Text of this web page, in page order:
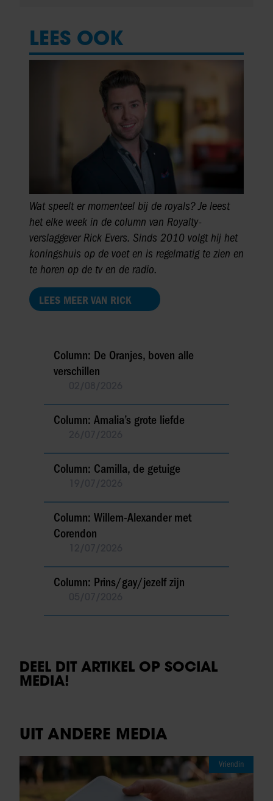
LEES OOK
Wat speelt er momenteel bij de royals? Je leest
het elke week in de column van Royalty-
verslaggever Rick Evers. Sinds 2010 volgt hij het
koningshuis op de voet en is regelmatig te zien en
te horen op de tv en de radio.
LEES MEER VAN RICK
Column: De Oranjes, boven alle
verschillen
Column: Amalia’s grote liefde
Column: Camilla, de getuige
Column: Willem-Alexander met
Corendon
Column: Prins/gay/jezelf zijn
DEEL DIT ARTIKEL OP SOCIAL
MEDIA!
UIT ANDERE MEDIA
Vriendin